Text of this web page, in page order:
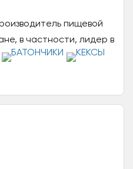
пищевой
в частности, лидер в
производим печенье,